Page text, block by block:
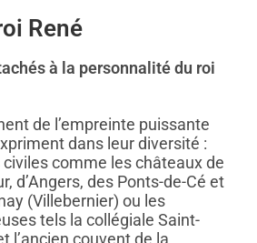
René
à la personnalité du roi
de l’empreinte puissante
dans leur diversité :
comme les châteaux de
d’Angers, des Ponts-de-Cé et
(Villebernier) ou les
tels la collégiale Saint-